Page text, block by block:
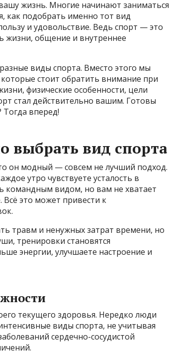
жизнь. Многие начинают заниматься
как подобрать именно тот вид
и удовольствие. Ведь спорт — это
жизни, общение и внутреннее
виды спорта. Вместо этого мы
стоит обратить внимание при
физические особенности, цели
стал действительно вашим. Готовы
Тогда вперед!
выбрать вид спорта
он модный — совсем не лучший подход.
утро чувствуете усталость в
командным видом, но вам не хватает
Всё это может привести к
травм и ненужных затрат времени, но
тренировки становятся
энергии, улучшаете настроение и
текущего здоровья. Нередко люди
виды спорта, не учитывая
сердечно-сосудистой